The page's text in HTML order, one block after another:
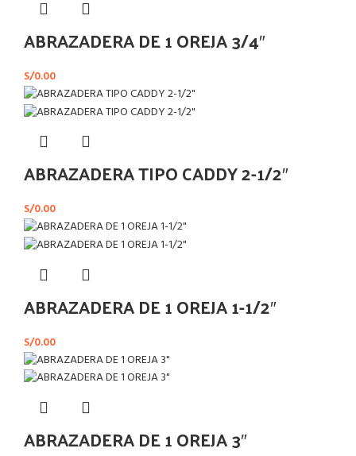
ABRAZADERA DE 1 OREJA 3/4″
S/0.00
ABRAZADERA TIPO CADDY 2-1/2″
S/0.00
ABRAZADERA DE 1 OREJA 1-1/2″
S/0.00
ABRAZADERA DE 1 OREJA 3″